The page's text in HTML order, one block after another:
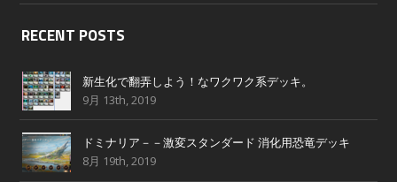
RECENT POSTS
新生化で翻弄しよう！なワクワク系デッキ。
9月 13th, 2019
ドミナリア－－激変スタンダード 消化用恐竜デッキ
8月 19th, 2019